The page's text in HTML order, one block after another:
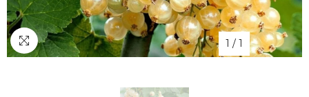
1 / 1